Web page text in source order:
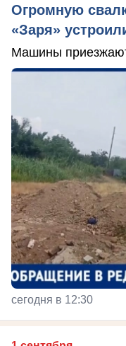
Огромную
«Заря»
Машины
сегодня в 12:30